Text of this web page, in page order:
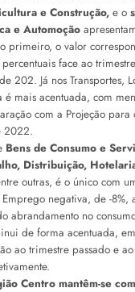
e Construção, e o
e Automoção
primeiro, o valor
face ao
202. Já nos Transportes,
é mais acentuada, com
com a Projeção
2022.
Bens de Consumo e
Distribuição,
outras, é o único com
negativa, de -8%,
abrandamento no
de forma acentuada,
ao trimestre passado e
Centro mantêm-se